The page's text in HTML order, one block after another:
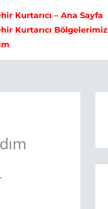
Kurtarıcı – Ana Sayfa
Kurtarıcı Bölgelerimiz